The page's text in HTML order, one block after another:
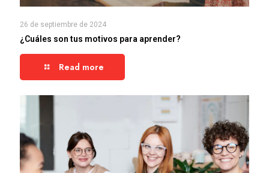
26 de septiembre de 2024
¿Cuáles son tus motivos para aprender?
Read more